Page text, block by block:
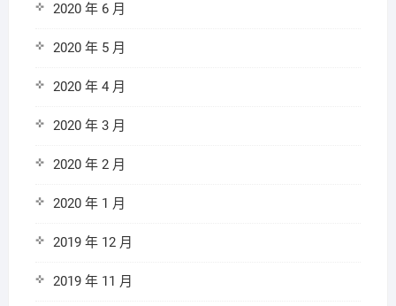
2020 年 6 月
2020 年 5 月
2020 年 4 月
2020 年 3 月
2020 年 2 月
2020 年 1 月
2019 年 12 月
2019 年 11 月